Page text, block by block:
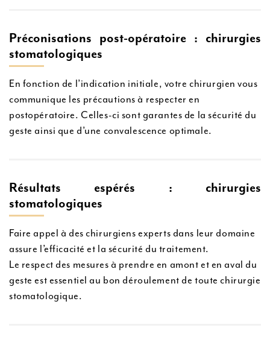
Préconisations post-opératoire : chirurgies
stomatologiques
En fonction de l’indication initiale, votre chirurgien vous
communique les précautions à respecter en
postopératoire. Celles-ci sont garantes de la sécurité du
geste ainsi que d’une convalescence optimale.
Résultats espérés : chirurgies
stomatologiques
Faire appel à des chirurgiens experts dans leur domaine
assure l’efficacité et la sécurité du traitement.
Le respect des mesures à prendre en amont et en aval du
geste est essentiel au bon déroulement de toute chirurgie
stomatologique.